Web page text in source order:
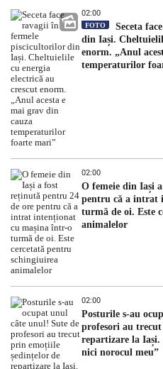
02:00
FOTO
Seceta
din Iași.
enorm. „Anul
temperaturilor
02:00
O femeie din Iași
pentru că a intrat
turmă de oi. Este
animalelor
02:00
Posturile s-au
profesori au
repartizare la Iași.
nici norocul meu”